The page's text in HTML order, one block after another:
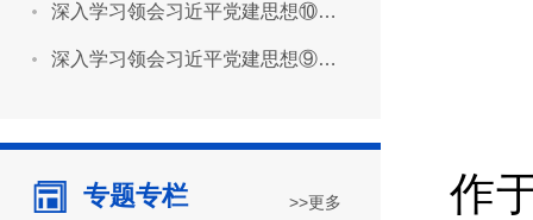
深入学习领会习近平党建思想⑩坚持推进作风建设常态化长效化
深入学习领会习近平党建思想⑨坚持建设堪当民族复兴重任的高素质干部队伍
专题专栏 >>更多 作